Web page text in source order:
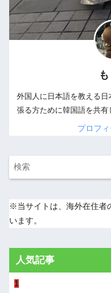
外国人に日本語を教える
張る方ために韓国語を共有
プロフ
※当サイトは、海外在住者
います。
人気記事
1